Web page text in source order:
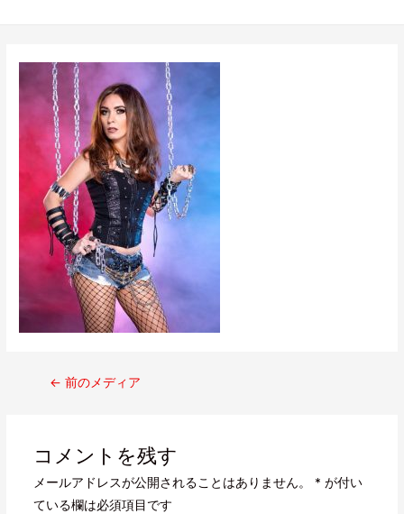
← 前のメディア
コメントを残す
メールアドレスが公開されることはありません。 * が付い
ている欄は必須項目です